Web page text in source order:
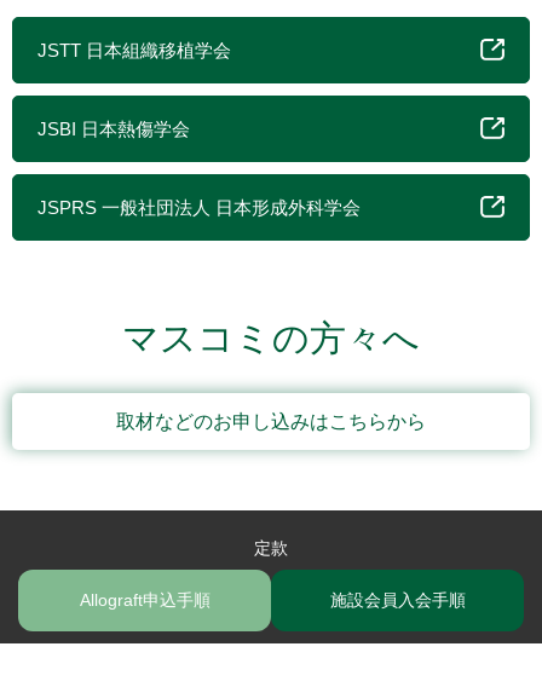
Allograft申込手順 施設会員入会手順
JSTT 日本組織移植学会
JSBI 日本熱傷学会
JSPRS 一般社団法人 日本形成外科学会
マスコミの方々へ
取材などのお申し込みはこちらから
定款
Copyright (C) 2022 JSBN. All Rights Reserved.